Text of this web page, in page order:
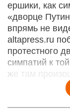
ершики, как
«дворце
впрямь не
altapress.ru
протестного
симпатий к
же там